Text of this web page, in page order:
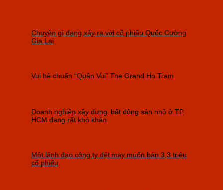
Chuyện gì đang xảy ra với cổ phiếu Quốc Cường
Gia Lai
Vui hè chuẩn “Quận Vui” The Grand Ho Tram
Doanh nghiệp xây dựng, bất động sản nhỏ ở TP
HCM đang rất khó khăn
Một lãnh đạo công ty dệt may muốn bán 3,3 triệu
cổ phiếu